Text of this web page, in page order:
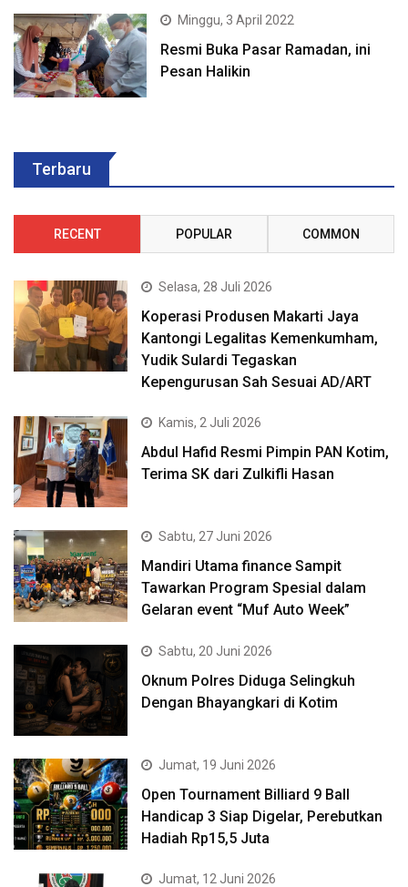
Minggu, 3 April 2022
Resmi Buka Pasar Ramadan, ini
Pesan Halikin
Terbaru
RECENT POPULAR COMMON
Selasa, 28 Juli 2026
Koperasi Produsen Makarti Jaya
Kantongi Legalitas Kemenkumham,
Yudik Sulardi Tegaskan
Kepengurusan Sah Sesuai AD/ART
Kamis, 2 Juli 2026
Abdul Hafid Resmi Pimpin PAN Kotim,
Terima SK dari Zulkifli Hasan
Sabtu, 27 Juni 2026
Mandiri Utama finance Sampit
Tawarkan Program Spesial dalam
Gelaran event “Muf Auto Week”
Sabtu, 20 Juni 2026
Oknum Polres Diduga Selingkuh
Dengan Bhayangkari di Kotim
Jumat, 19 Juni 2026
Open Tournament Billiard 9 Ball
Handicap 3 Siap Digelar, Perebutkan
Hadiah Rp15,5 Juta
Jumat, 12 Juni 2026